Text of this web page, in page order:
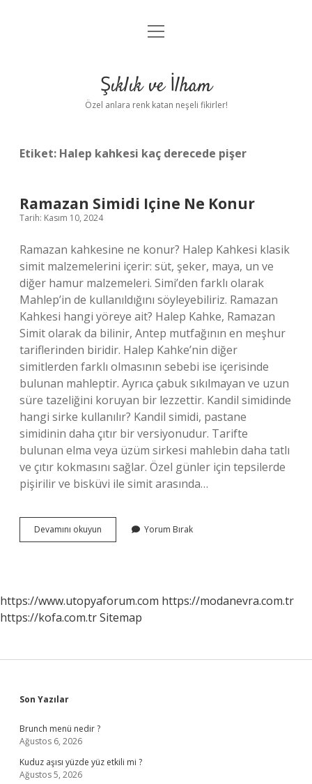
Anasayfa
Yasal Uyarı
menüyü
Şıklık ve İlham
Özel anlara renk katan neşeli fikirler!
Etiket: Halep kahkesi kaç derecede pişer
Ramazan Simidi Içine Ne Konur
Tarih: Kasım 10, 2024
Ramazan kahkesine ne konur? Halep Kahkesi klasik
simit malzemelerini içerir: süt, şeker, maya, un ve
diğer hamur malzemeleri. Simi’den farklı olarak
Mahlep’in de kullanıldığını söyleyebiliriz. Ramazan
Kahkesi hangi yöreye ait? Halep Kahke, Ramazan
Simit olarak da bilinir, Antep mutfağının en meşhur
tariflerinden biridir. Halep Kahke’nin diğer
simitlerden farklı olmasının sebebi ise içerisinde
bulunan mahleptir. Ayrıca çabuk sıkılmayan ve uzun
süre tazeliğini koruyan bir lezzettir. Kandil simidinde
hangi sirke kullanılır? Kandil simidi, pastane
simidinin daha çıtır bir versiyonudur. Tarifte
bulunan elma veya üzüm sirkesi mahlebin daha tatlı
ve çıtır kokmasını sağlar. Özel günler için tepsilerde
pişirilir ve bisküvi ile simit arasında…
Devamını okuyun Ramazan
Simidi
Yorum Bırak
https://www.utopyaforum.com https://modanevra.com.tr
https://kofa.com.trSitemap
Sidebar
Son Yazılar
Brunch menü nedir ?
Ağustos 6, 2026
Kuduz aşısı yüzde yüz etkili mi ?
Ağustos 5, 2026